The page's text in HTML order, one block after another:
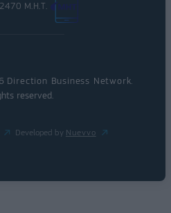
Μ.Η.Τ.
Direction Business Network
reserved.
Developed by Nuevvo